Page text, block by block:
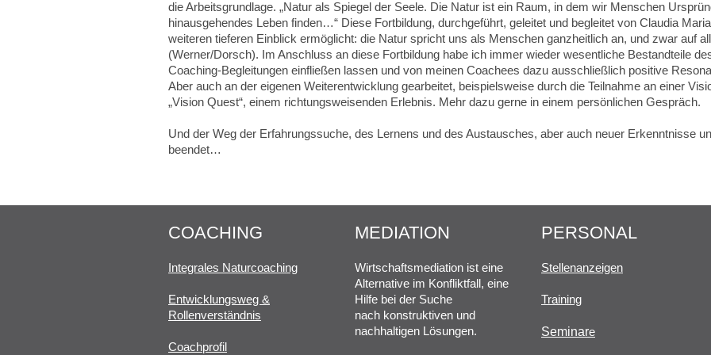
die Arbeitsgrundlage. „Natur als Spiegel der Seele. Die Natur ist ein Raum, in dem wir Menschen
hinausgehendes Leben finden…“ Diese Fortbildung, durchgeführt, geleitet und begleitet von Claudia
weiteren tieferen Einblick ermöglicht: die Natur spricht uns als Menschen ganzheitlich an, und zwar auf
(Werner/Dorsch). Im Anschluss an diese Fortbildung habe ich immer wieder wesentliche Bestandteile
Coaching-Begleitungen einfließen lassen und von meinen Coachees dazu ausschließlich positive
Aber auch an der eigenen Weiterentwicklung gearbeitet, beispielsweise durch die Teilnahme an einer
„Vision Quest“, einem richtungsweisenden Erlebnis. Mehr dazu gerne in einem persönlichen Gespräch.
Und der Weg der Erfahrungssuche, des Lernens und des Austausches, aber auch neuer Erkenntnisse
beendet…
COACHING
Integrales Naturcoaching
Entwicklungsweg &
Rollenverständnis
Coachprofil
MEDIATION
Wirtschaftsmediation ist eine
Alternative im Konfliktfall, eine
Hilfe bei der Suche
nach konstruktiven und
nachhaltigen Lösungen.
PERSONAL
Stellenanzeigen
Training
Seminare